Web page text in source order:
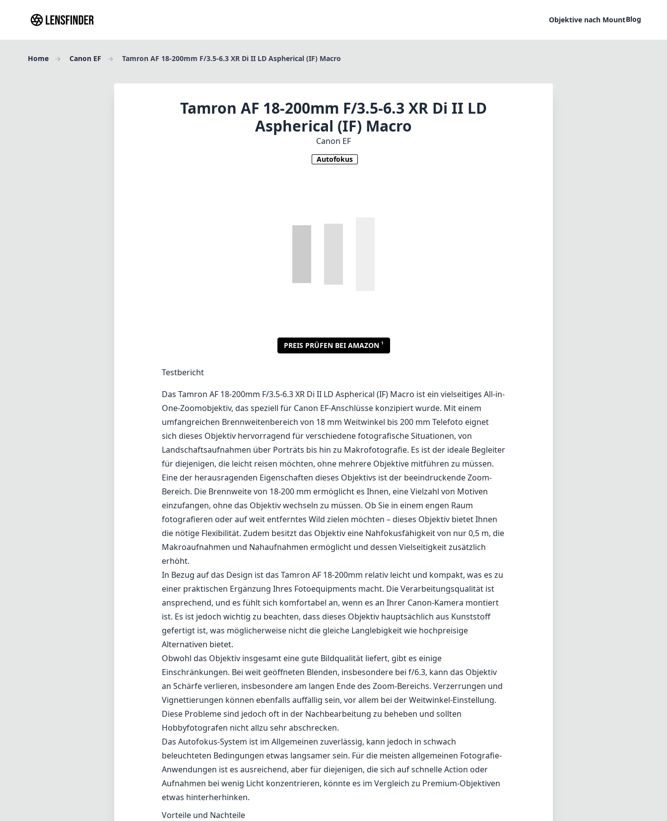
Objektive nach MountBlog
Home Canon EF Tamron AF 18-200mm F/3.5-6.3 XR Di II LD Aspherical (IF) Macro
Tamron AF 18-200mm F/3.5-6.3 XR Di II LD
Aspherical (IF) Macro
Canon EF
Autofokus
PREIS PRÜFEN BEI AMAZON 1
Testbericht
Das Tamron AF 18-200mm F/3.5-6.3 XR Di II LD Aspherical (IF) Macro ist ein vielseitiges All-in-
One-Zoomobjektiv, das speziell für Canon EF-Anschlüsse konzipiert wurde. Mit einem
umfangreichen Brennweitenbereich von 18 mm Weitwinkel bis 200 mm Telefoto eignet
sich dieses Objektiv hervorragend für verschiedene fotografische Situationen, von
Landschaftsaufnahmen über Porträts bis hin zu Makrofotografie. Es ist der ideale Begleiter
für diejenigen, die leicht reisen möchten, ohne mehrere Objektive mitführen zu müssen.
Eine der herausragenden Eigenschaften dieses Objektivs ist der beeindruckende Zoom-
Bereich. Die Brennweite von 18-200 mm ermöglicht es Ihnen, eine Vielzahl von Motiven
einzufangen, ohne das Objektiv wechseln zu müssen. Ob Sie in einem engen Raum
fotografieren oder auf weit entferntes Wild zielen möchten – dieses Objektiv bietet Ihnen
die nötige Flexibilität. Zudem besitzt das Objektiv eine Nahfokusfähigkeit von nur 0,5 m, die
Makroaufnahmen und Nahaufnahmen ermöglicht und dessen Vielseitigkeit zusätzlich
erhöht.
In Bezug auf das Design ist das Tamron AF 18-200mm relativ leicht und kompakt, was es zu
einer praktischen Ergänzung Ihres Fotoequipments macht. Die Verarbeitungsqualität ist
ansprechend, und es fühlt sich komfortabel an, wenn es an Ihrer Canon-Kamera montiert
ist. Es ist jedoch wichtig zu beachten, dass dieses Objektiv hauptsächlich aus Kunststoff
gefertigt ist, was möglicherweise nicht die gleiche Langlebigkeit wie hochpreisige
Alternativen bietet.
Obwohl das Objektiv insgesamt eine gute Bildqualität liefert, gibt es einige
Einschränkungen. Bei weit geöffneten Blenden, insbesondere bei f/6.3, kann das Objektiv
an Schärfe verlieren, insbesondere am langen Ende des Zoom-Bereichs. Verzerrungen und
Vignettierungen können ebenfalls auffällig sein, vor allem bei der Weitwinkel-Einstellung.
Diese Probleme sind jedoch oft in der Nachbearbeitung zu beheben und sollten
Hobbyfotografen nicht allzu sehr abschrecken.
Das Autofokus-System ist im Allgemeinen zuverlässig, kann jedoch in schwach
beleuchteten Bedingungen etwas langsamer sein. Für die meisten allgemeinen Fotografie-
Anwendungen ist es ausreichend, aber für diejenigen, die sich auf schnelle Action oder
Aufnahmen bei wenig Licht konzentrieren, könnte es im Vergleich zu Premium-Objektiven
etwas hinterherhinken.
Vorteile und Nachteile